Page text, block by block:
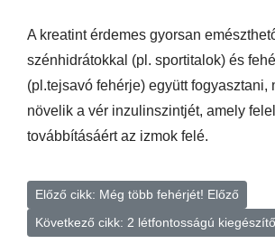
A kreatint érdemes gyorsan
szénhidrátokkal (pl. sportitalok) és
(pl.tejsavó fehérje) együtt fogyasztani,
növelik a vér inzulinszintjét, amely
továbbításáért az izmok felé.
Előző cikk: Még több fehérjét! Előző
Következő cikk: 2 létfontosságú